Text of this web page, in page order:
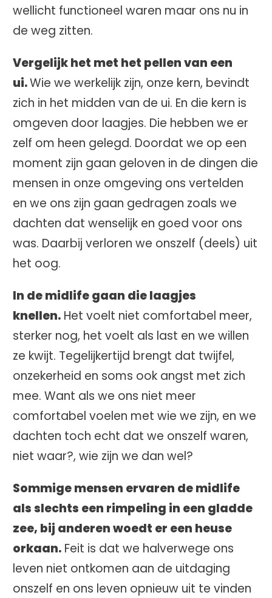
wellicht functioneel waren maar ons nu in
de weg zitten.
Vergelijk het met het pellen van een
ui.Wie we werkelijk zijn, onze kern, bevindt
zich in het midden van de ui. En die kern is
omgeven door laagjes. Die hebben we er
zelf om heen gelegd. Doordat we op een
moment zijn gaan geloven in de dingen die
mensen in onze omgeving ons vertelden
en we ons zijn gaan gedragen zoals we
dachten dat wenselijk en goed voor ons
was. Daarbij verloren we onszelf (deels) uit
het oog.
In de midlife gaan die laagjes
knellen. Het voelt niet comfortabel meer,
sterker nog, het voelt als last en we willen
ze kwijt. Tegelijkertijd brengt dat twijfel,
onzekerheid en soms ook angst met zich
mee. Want als we ons niet meer
comfortabel voelen met wie we zijn, en we
dachten toch echt dat we onszelf waren,
niet waar?, wie zijn we dan wel?
Sommige mensen ervaren de midlife
als slechts een rimpeling in een gladde
zee, bij anderen woedt er een heuse
orkaan. Feit is dat we halverwege ons
leven niet ontkomen aan de uitdaging
onszelf en ons leven opnieuw uit te vinden